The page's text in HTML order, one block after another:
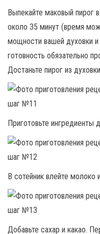
Выпекайте маковый пирог
около 35 минут (время
мощности вашей духовки
готовность обязательно
Достаньте пирог из
Приготовьте ингредиенты
В сотейник влейте молоко
Добавьте сахар и какао.